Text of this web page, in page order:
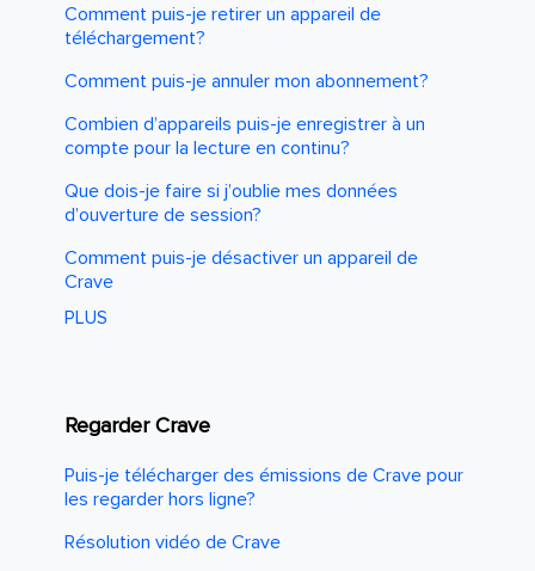
Comment puis-je retirer un appareil de
téléchargement?
Comment puis-je annuler mon abonnement?
Combien d’appareils puis-je enregistrer à un
compte pour la lecture en continu?
Que dois-je faire si j’oublie mes données
d’ouverture de session?
Comment puis-je désactiver un appareil de
Crave
PLUS
Regarder Crave
Puis-je télécharger des émissions de Crave pour
les regarder hors ligne?
Résolution vidéo de Crave